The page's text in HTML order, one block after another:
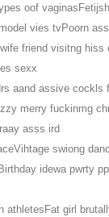
oof
vies tvPoorn
friend visitng hiss
sexx
aand assive cockls
merry fuckinmg
asss ird
swiong
idewa pwrty
athletesFat girl